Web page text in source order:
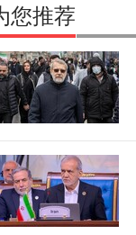
您推荐